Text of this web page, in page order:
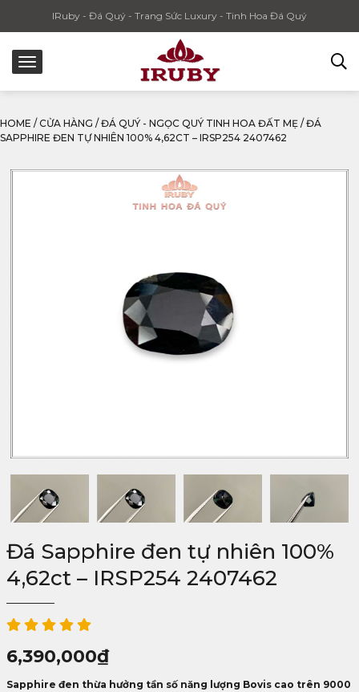
IRuby - Đá Quý - Trang Sức Luxury - Tinh Hoa Đá Quý
HOME / CỬA HÀNG / ĐÁ QUÝ - NGỌC QUÝ TINH HOA ĐẤT MẸ / ĐÁ
SAPPHIRE ĐEN TỰ NHIÊN 100% 4,62CT – IRSP254 2407462
Đá Sapphire đen tự nhiên 100%
4,62ct – IRSP254 2407462
6,390,000₫
Sapphire đen thừa hưởng tần số năng lượng Bovis cao trên 9000